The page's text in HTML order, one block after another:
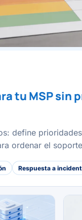
tu MSP sin
define
ordenar el
Respuesta a